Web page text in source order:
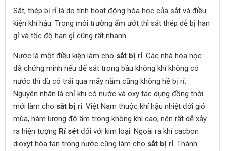
Sắt, thép bị rỉ là do tính hoạt động hóa học của sắt và điều
kiện khí hậu. Trong môi trường ẩm ướt thì sắt thép dễ bị han
gỉ và tốc độ han gỉ cũng rất nhanh.
Nước là một điều kiện làm cho sắt bị rỉ . Các nhà hóa học
đã chứng minh nếu để sắt trong bầu không khí không có
nước thì dù có trải qua mấy năm cũng không hề bị rỉ.
Nguyên nhân là chỉ khi có nước và oxy tác dụng đồng thời
mới làm cho sắt bị rỉ . Việt Nam thuộc khí hậu nhiệt đới gió
mùa, hàm lượng độ ẩm trong không khí cao, nên rất dễ xảy
ra hiện tượng Rỉ sét đối với kim loại. Ngoài ra khí cacbon
dioxyt hòa tan trong nước cũng làm cho sắt bị rỉ . Thành